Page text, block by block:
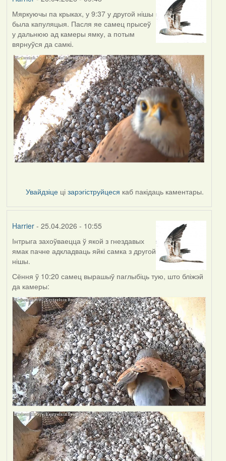
Мяркуючы па крыках, у 9:37 у другой нішы
была капуляцыя. Пасля яе самец прысеў
у дальнюю ад камеры ямку, а потым
вярнуўся да самкі.
Увайдзіце цізарэгіструйцеся каб пакідаць каментары.
Harrier- 25.04.2026 - 10:55
Інтрыга захоўваецца ў якой з гнездавых
ямак пачне адкладваць яйкі самка з другой
нішы.
Сёння ў 10:20 самец вырашыў паглыбіць тую, што бліжэй
да камеры: